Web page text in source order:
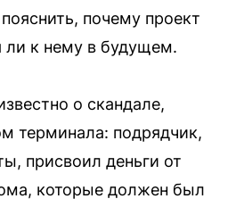
почему проект
ли к нему в будущем.
о скандале,
терминала: подрядчик,
присвоил деньги от
которые должен был